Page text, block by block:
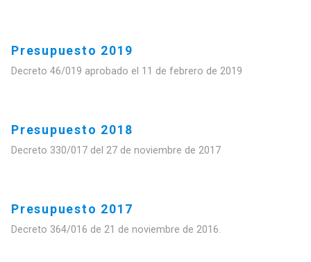
Presupuesto 2019
Decreto 46/019 aprobado el 11 de febrero de 2019
Presupuesto 2018
Decreto 330/017 del 27 de noviembre de 2017
Presupuesto 2017
Decreto 364/016 de 21 de noviembre de 2016.